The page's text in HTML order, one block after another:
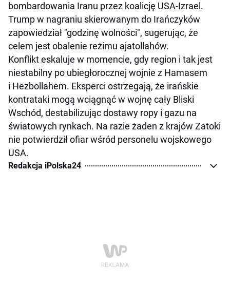
bombardowania Iranu przez koalicję USA-Izrael.
Trump w nagraniu skierowanym do Irańczyków
zapowiedział "godzinę wolności", sugerując, że
celem jest obalenie reżimu ajatollahów.
Konflikt eskaluje w momencie, gdy region i tak jest
niestabilny po ubiegłorocznej wojnie z Hamasem
i Hezbollahem. Eksperci ostrzegają, że irańskie
kontrataki mogą wciągnąć w wojnę cały Bliski
Wschód, destabilizując dostawy ropy i gazu na
światowych rynkach. Na razie żaden z krajów Zatoki
nie potwierdził ofiar wśród personelu wojskowego
USA.
Redakcja iPolska24